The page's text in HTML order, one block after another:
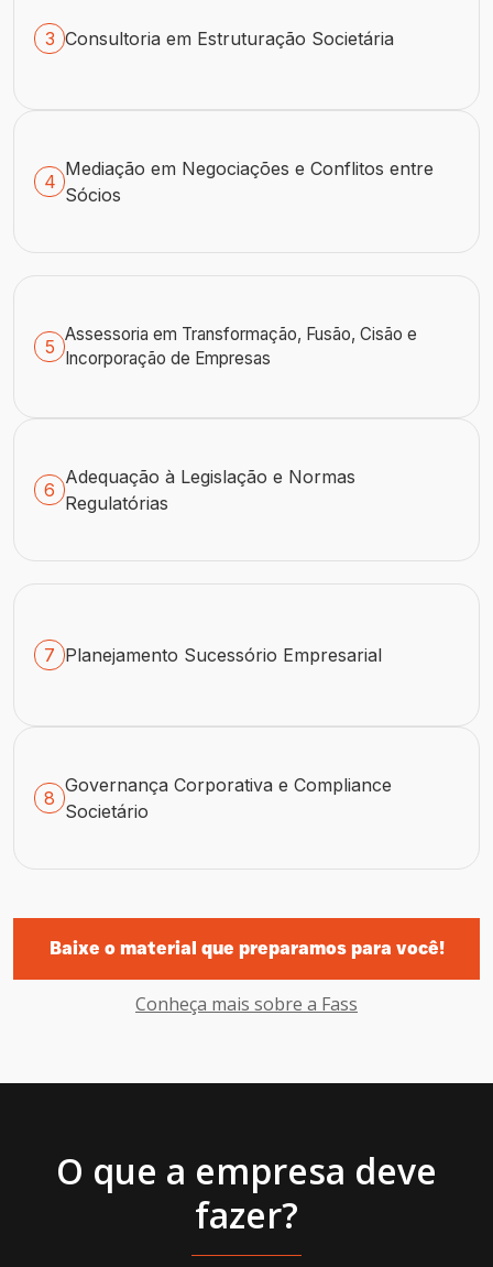
3 Consultoria em Estruturação Societária
4
Mediação em Negociações e Conflitos entre
Sócios
5
Assessoria em Transformação, Fusão, Cisão e
Incorporação de Empresas
6
Adequação à Legislação e Normas
Regulatórias
7 Planejamento Sucessório Empresarial
8
Governança Corporativa e Compliance
Societário
Baixe o material que preparamos para você!
Conheça mais sobre a Fass
O que a empresa deve
fazer?